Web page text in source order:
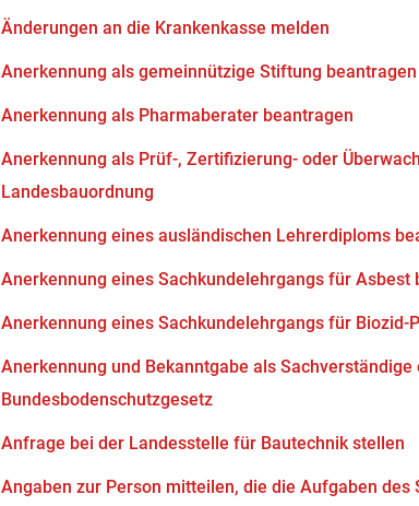
Änderungen an die Krankenkasse melden
Anerkennung als gemeinnützige Stiftung beantragen
Anerkennung als Pharmaberater beantragen
Anerkennung als Prüf-, Zertifizierung- oder
Landesbauordnung
Anerkennung eines ausländischen Lehrerdiploms
Anerkennung eines Sachkundelehrgangs für Asbest
Anerkennung eines Sachkundelehrgangs für Biozid-
Anerkennung und Bekanntgabe als
Bundesbodenschutzgesetz
Anfrage bei der Landesstelle für Bautechnik stellen
Angaben zur Person mitteilen, die die Aufgaben